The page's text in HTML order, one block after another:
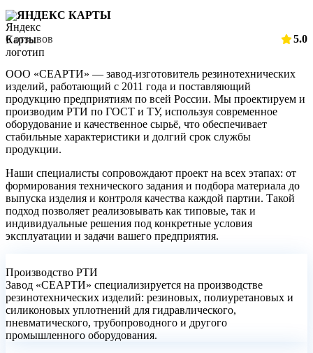
ЯНДЕКС КАРТЫ
6 отзывов
5.0
ООО «СЕАРТИ» — завод‑изготовитель резинотехнических
изделий, работающий с 2011 года и поставляющий
продукцию предприятиям по всей России. Мы проектируем и
производим РТИ по ГОСТ и ТУ, используя современное
оборудование и качественное сырьё, что обеспечивает
стабильные характеристики и долгий срок службы
продукции.
Наши специалисты сопровождают проект на всех этапах: от
формирования технического задания и подбора материала до
выпуска изделия и контроля качества каждой партии. Такой
подход позволяет реализовывать как типовые, так и
индивидуальные решения под конкретные условия
эксплуатации и задачи вашего предприятия.
Производство РТИ
Завод «СЕАРТИ» специализируется на производстве
резинотехнических изделий: резиновых, полиуретановых и
силиконовых уплотнений для гидравлического,
пневматического, трубопроводного и другого
промышленного оборудования.